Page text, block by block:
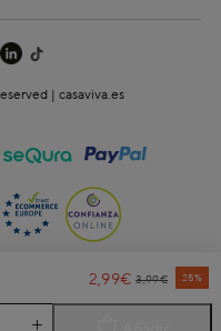
Price
3,99€
To 25%
2,99€
| casaviva.es